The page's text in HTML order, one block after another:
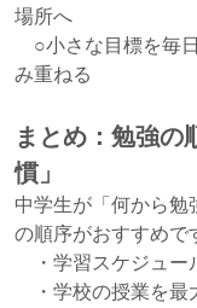
場所へ
○小さな目標を毎
み重ねる
まとめ：勉強
慣」
中学生が「何から勉
の順序がおすすめで
・学習スケジュー
・学校の授業を最